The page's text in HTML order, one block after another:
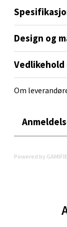
Design og
Vedlikehold
Om
Powered by
Åpent i dag
Thon
Åpent i dag